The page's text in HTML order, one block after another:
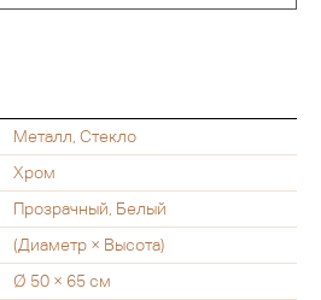
Металл, Стекло
Хром
Прозрачный, Белый
(Диаметр × Высота)
Ø 50 × 65 см